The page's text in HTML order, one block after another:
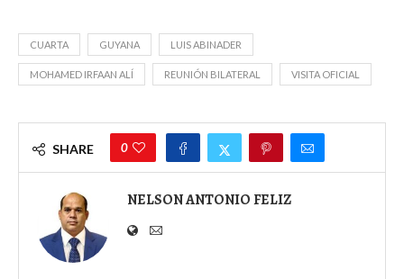
CUARTA GUYANA LUIS ABINADER
MOHAMED IRFAAN ALÍ REUNIÓN BILATERAL VISITA OFICIAL
SHARE 0
NELSON ANTONIO FELIZ